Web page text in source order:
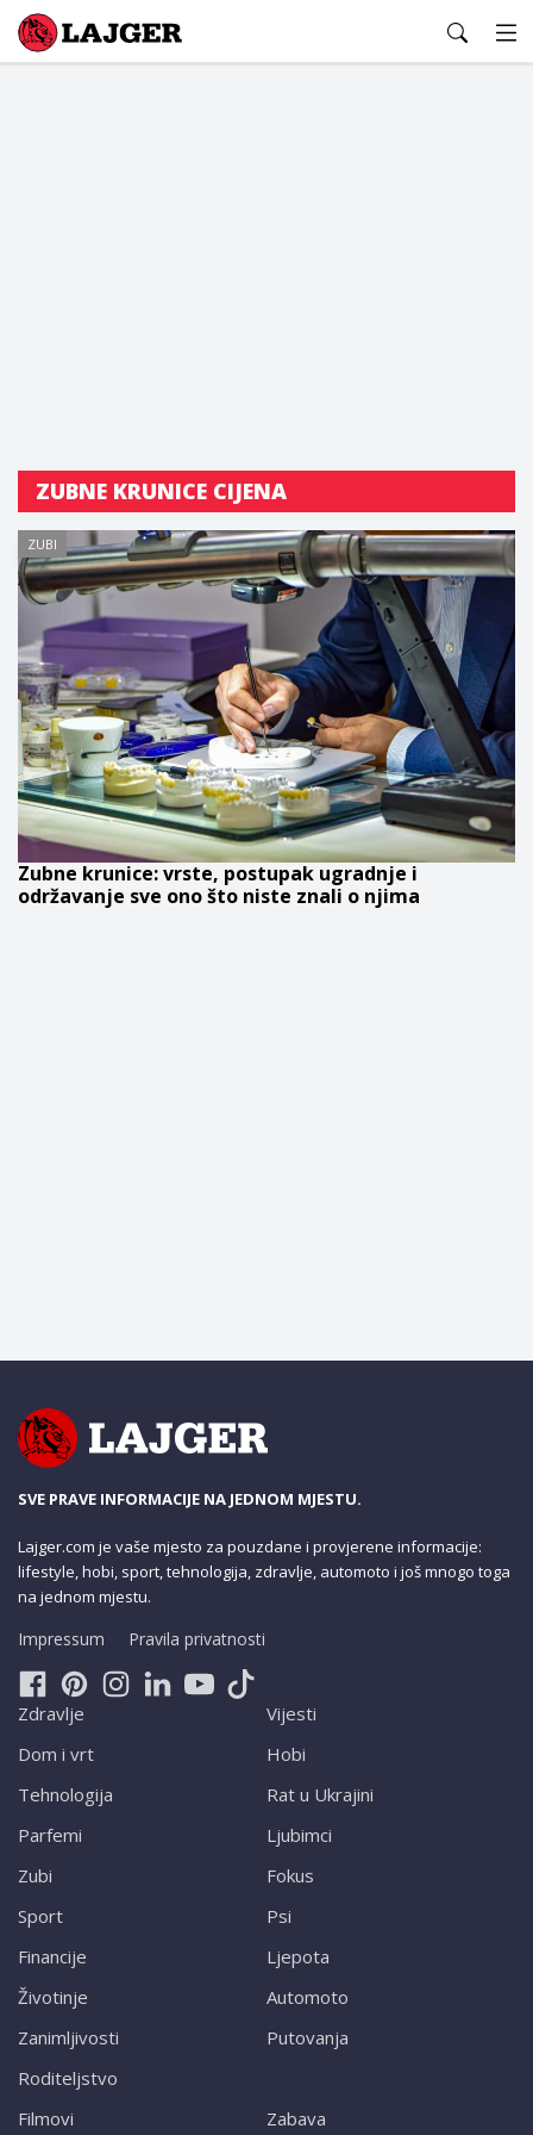
Lajger
ZUBNE KRUNICE CIJENA
ZUBI
Zubne krunice: vrste, postupak ugradnje i
održavanje sve ono što niste znali o njima
SVE PRAVE INFORMACIJE NA JEDNOM MJESTU.
Lajger.com je vaše mjesto za pouzdane i provjerene informacije:
lifestyle, hobi, sport, tehnologija, zdravlje, automoto i još mnogo toga
na jednom mjestu.
Impressum Pravila privatnosti
Zdravlje
Dom i vrt
Tehnologija
Parfemi
Zubi
Sport
Financije
Životinje
Zanimljivosti
Roditeljstvo
Vijesti
Hobi
Rat u Ukrajini
Ljubimci
Fokus
Psi
Ljepota
Automoto
Putovanja
Filmovi Zabava